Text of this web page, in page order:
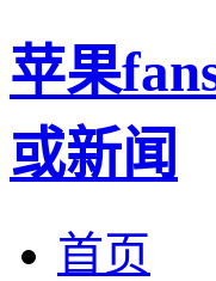
苹果
或新闻
首页